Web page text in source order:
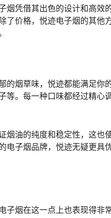
烟凭借其出色的设计和高效
了价格，悦迹电子烟的其他
的烟草味，悦迹都能满足你
等。每一种口味都经过精心
烟油的纯度和稳定性，这也
电子烟品牌，悦迹无疑更具
子烟在这一点上也表现得非